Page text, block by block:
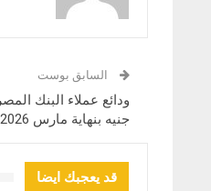
السابق بوست
جنيه بنهاية مارس 2026
قد يعجبك ايضا